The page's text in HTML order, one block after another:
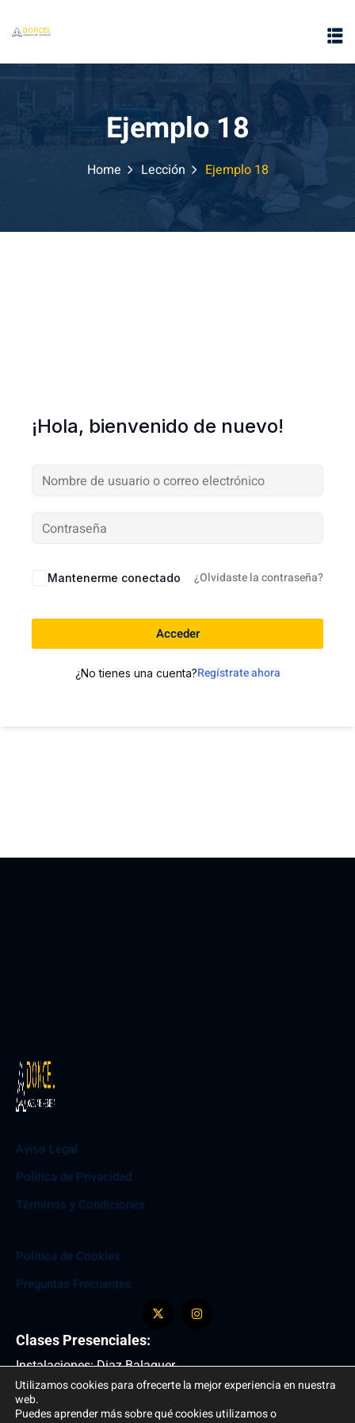
Ejemplo 18
Home Lección Ejemplo 18
¡Hola, bienvenido de nuevo!
Mantenerme conectado ¿Olvidaste la contraseña?
Acceder
¿No tienes una cuenta?Regístrate ahora
Aviso Legal
Política de Privacidad
Términos y Condiciones
Política de Cookies
Preguntas Frecuentes
Clases Presenciales:
Instalaciones: Diaz Balaguer
Entrada: C/ del Arcipreste de Hita , 10
+34 699 947 031
Utilizamos cookies para ofrecerte la mejor experiencia en nuestra
web.
Puedes aprender más sobre qué cookies utilizamos o